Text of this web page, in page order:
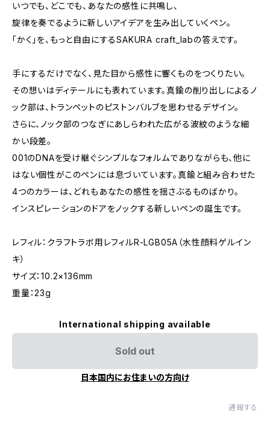
いつでも、どこでも、あなたの感性に共鳴し、
旋律を奏でるように新しいアイデアを生み出していくペン。
「かく」を、もっと自由にするSAKURA craft_labの答えです。
手にするだけでなく、見た目から感性に響くものをつくりたい。
その想いはディテールにも表れています。真鍮の削り出しによるノ
ック部は、トランペットのピストンバルブを思わせるデザイン。
さらに、ノック部のつなぎにあしらわれた広がる波紋のような細
かい段差。
001のDNAを受け継ぐシンプルなフォルムでありながらも、他に
はない個性がこのペンには息づいています。真鍮と組み合わせた
4つのカラーは、どれもあなたの感性を揺さぶるものばかり。
インスピレーションのドアをノックする新しいペンの誕生です。
レフィル：クラフトラボ用レフィルR-LGB05A（水性顔料ゲルイン
キ）
サイズ：10.2×136mm
重量：23g
International shipping available
Sold out
日本国内にお住まいの方向け
通報する